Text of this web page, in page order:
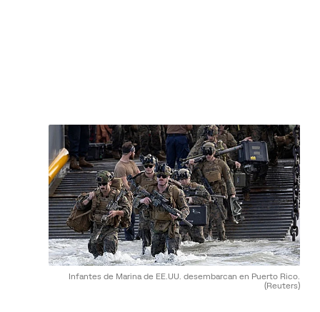
Infantes de Marina de EE.UU. desembarcan en Puerto Rico.
(Reuters)